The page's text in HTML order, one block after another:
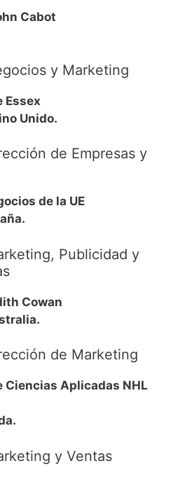
Cabot
y Marketing
Essex
Unido.
de Empresas y
de la UE
Publicidad y
Cowan
de Marketing
Ciencias Aplicadas NHL
y Ventas